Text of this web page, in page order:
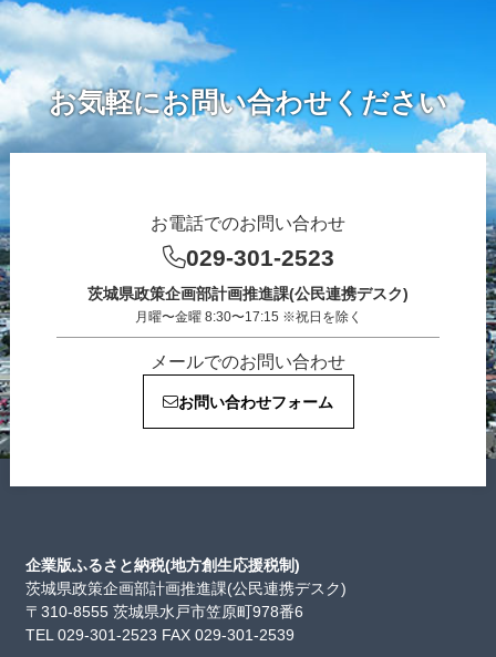
お気軽にお問い合わせください
お電話でのお問い合わせ
029-301-2523
茨城県政策企画部計画推進課(公民連携デスク)
月曜〜金曜 8:30〜17:15 ※祝日を除く
メールでのお問い合わせ
お問い合わせフォーム
企業版ふるさと納税(地方創生応援税制)
茨城県政策企画部計画推進課(公民連携デスク)
〒310-8555 茨城県水戸市笠原町978番6
TEL 029-301-2523 FAX 029-301-2539